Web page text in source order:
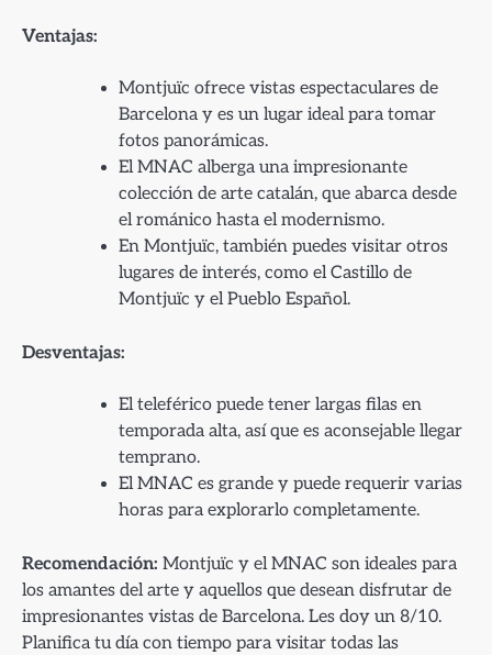
Ventajas:
Montjuïc ofrece vistas espectaculares de
Barcelona y es un lugar ideal para tomar
fotos panorámicas.
El MNAC alberga una impresionante
colección de arte catalán, que abarca desde
el románico hasta el modernismo.
En Montjuïc, también puedes visitar otros
lugares de interés, como el Castillo de
Montjuïc y el Pueblo Español.
Desventajas:
El teleférico puede tener largas filas en
temporada alta, así que es aconsejable llegar
temprano.
El MNAC es grande y puede requerir varias
horas para explorarlo completamente.
Recomendación: Montjuïc y el MNAC son ideales para
los amantes del arte y aquellos que desean disfrutar de
impresionantes vistas de Barcelona. Les doy un 8/10.
Planifica tu día con tiempo para visitar todas las